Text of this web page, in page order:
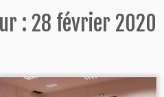
: 28 février 2020